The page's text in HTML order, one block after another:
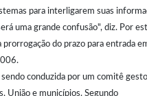
para interligarem suas
uma grande confusão", diz. Por
do prazo para entrada
conduzida por um comitê
União e municípios. Segundo